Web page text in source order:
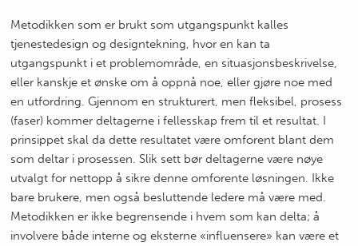
Metodikken som er brukt som utgangspunkt kalles
tjenestedesign og designtekning, hvor en kan ta
utgangspunkt i et problemområde, en situasjonsbeskrivelse,
eller kanskje et ønske om å oppnå noe, eller gjøre noe med
en utfordring. Gjennom en strukturert, men fleksibel, prosess
(faser) kommer deltagerne i fellesskap frem til et resultat. I
prinsippet skal da dette resultatet være omforent blant dem
som deltar i prosessen. Slik sett bør deltagerne være nøye
utvalgt for nettopp å sikre denne omforente løsningen. Ikke
bare brukere, men også besluttende ledere må være med.
Metodikken er ikke begrensende i hvem som kan delta; å
involvere både interne og eksterne «influensere» kan være et